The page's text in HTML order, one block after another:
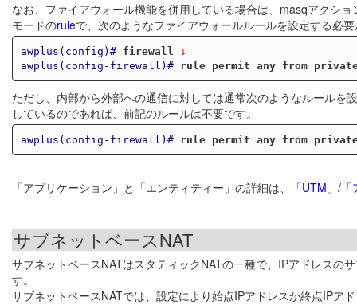
なお、ファイアウォール機能を併用している場合は、masqアクシ
モードのruleで、次のようなファイアウォールルールを設定する必
awplus(config)# firewall
↓
awplus(config-firewall)#
rule permit any from
ただし、内部から外部への通信に対しては通常次のようなルール
しているのであれば、前記のルールは不要です。
awplus(config-firewall)# rule permit any from
「アプリケーション」と「エンティティー」の詳細は、 「UTM」/
サブネットベースNAT
サブネットベースNATはスタティックNATの一種で、IPアドレスの
す。
サブネットベースNATでは、設定により始点IPアドレスか終点IPア